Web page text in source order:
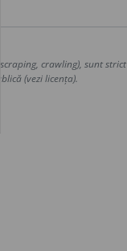
crawling), sunt strict
(vezi licența).